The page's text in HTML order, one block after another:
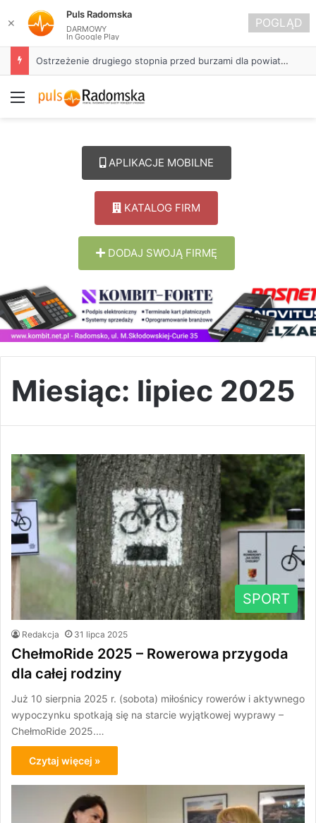
Około 90 tys. zł na szkolenia pracowników. PUP w Radomsku ogłasza nabór wniosków
Menu
APLIKACJE MOBILNE
KATALOG FIRM
DODAJ SWOJĄ FIRMĘ
Miesiąc: lipiec 2025
SPORT
Redakcja 31 lipca 2025
ChełmoRide 2025 – Rowerowa przygoda
dla całej rodziny
Już 10 sierpnia 2025 r. (sobota) miłośnicy rowerów i aktywnego
wypoczynku spotkają się na starcie wyjątkowej wyprawy –
ChełmoRide 2025.…
Czytaj więcej »
✕
Puls Radomska
DARMOWY
In Google Play
POGLĄD